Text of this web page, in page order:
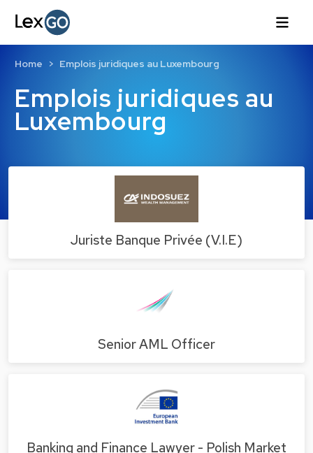
Emplois juridiques au
Luxembourg
Home Emplois juridiques au Luxembourg
Juriste Banque Privée (V.I.E)
Senior AML Officer
Banking and Finance Lawyer - Polish Market